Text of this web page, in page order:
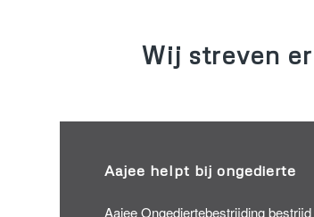
Wij streven
Aajee helpt bij ongedierte
Aajee Ongediertebestrijding